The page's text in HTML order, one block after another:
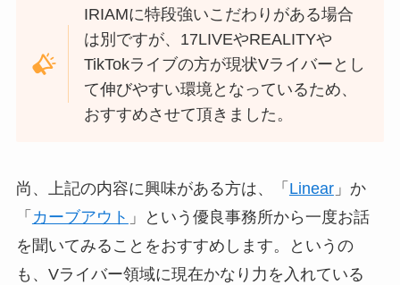
IRIAMに特段強いこだわりがある場合
は別ですが、17LIVEやREALITYや
TikTokライブの方が現状Vライバーとし
て伸びやすい環境となっているため、
おすすめさせて頂きました。
尚、上記の内容に興味がある方は、「 Linear」か
「 カーブアウト 」という優良事務所から一度お話
を聞いてみることをおすすめします。というの
も、Vライバー領域に現在かなり力を入れている